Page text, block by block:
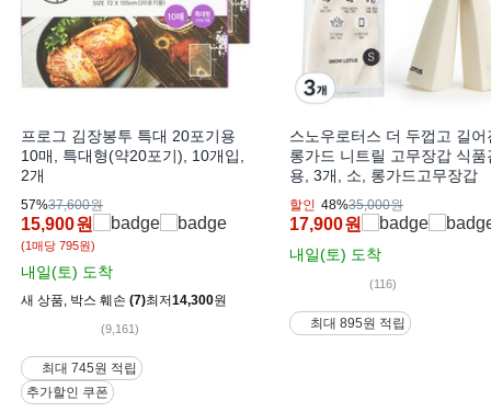
프로그 김장봉투 특대 20포기용
10매, 특대형(약20포기), 10개입,
2개
57%37,600원
15,900원
(1매당 795원)
내일(토) 도착
새 상품 박스 훼손 (7)최저14,300원
(9,161)
최대 745원 적립
추가할인 쿠폰
스노우로터스 더 두껍고 길어
롱가드 니트릴 고무장갑 식품
용, 3개, 소, 롱가드고무장갑
할인 48%35,000원
17,900원
내일(토) 도착
(116)
최대 895원 적립